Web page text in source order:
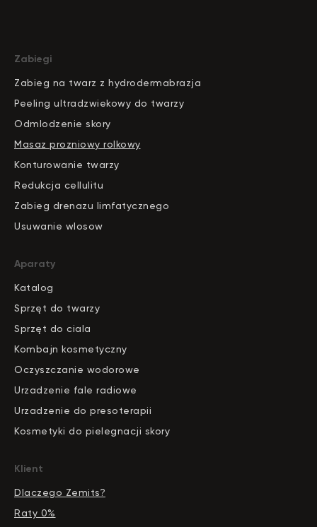
Zabiegi
Zabieg na twarz z hydrodermabrazja
Peeling ultradzwiekowy do twarzy
Odmlodzenie skory
Masaz prozniowy rolkowy
Konturowanie twarzy
Redukcja cellulitu
Zabieg drenazu limfatycznego
Usuwanie wlosow
Aparaty
Katalog
Sprzęt do twarzy
Sprzęt do ciala
Kombajn kosmetyczny
Oczyszczanie wodorowe
Urzadzenie fale radiowe
Urzadzenie do presoterapii
Kosmetyki do pielegnacji skory
Klient
Dlaczego Zemits?
Raty 0%